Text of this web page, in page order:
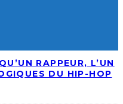
RAPPEUR, L’UN
DU HIP-HOP